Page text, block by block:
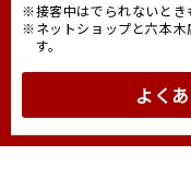
※接客中はでられないとき
※ネットショップと六本木
す。
よく